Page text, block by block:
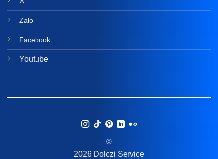
Zalo
Facebook
Youtube
©
2026 Dolozi Service